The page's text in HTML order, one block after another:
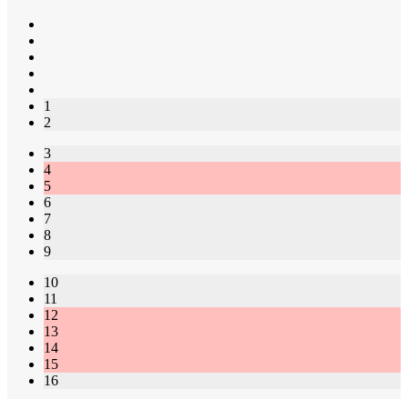
1
2
3
4
5
6
7
8
9
10
11
12
13
14
15
16